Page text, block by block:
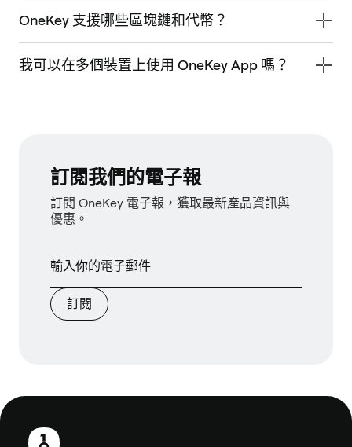
OneKey 支援哪些區塊鏈和代幣？
我可以在多個裝置上使用 OneKey App 嗎？
訂閱我們的電子報
訂閱 OneKey 電子報，獲取最新產品資訊與
優惠。
訂閱
頁